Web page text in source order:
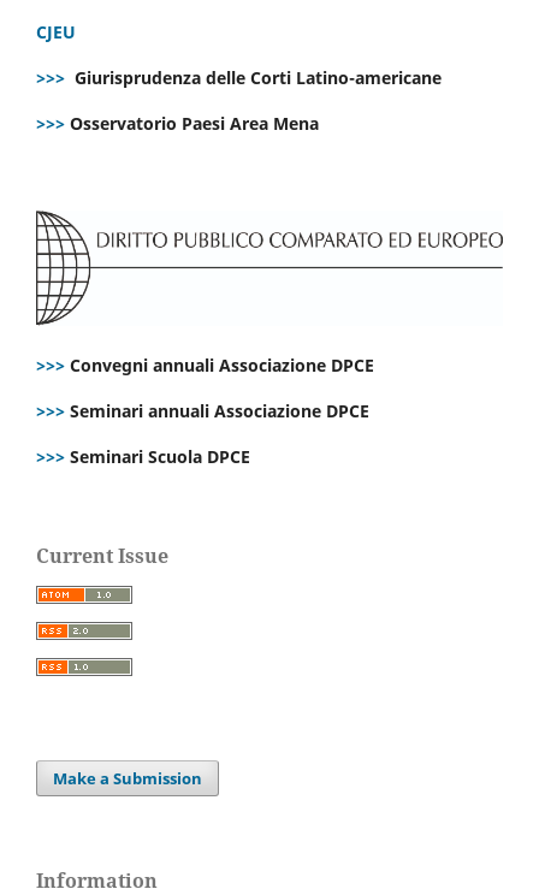
CJEU
>>> Giurisprudenza delle Corti Latino-americane
>>> Osservatorio Paesi Area Mena
>>> Convegni annuali Associazione DPCE
>>> Seminari annuali Associazione DPCE
>>> Seminari Scuola DPCE
Current Issue
Make a Submission
Information